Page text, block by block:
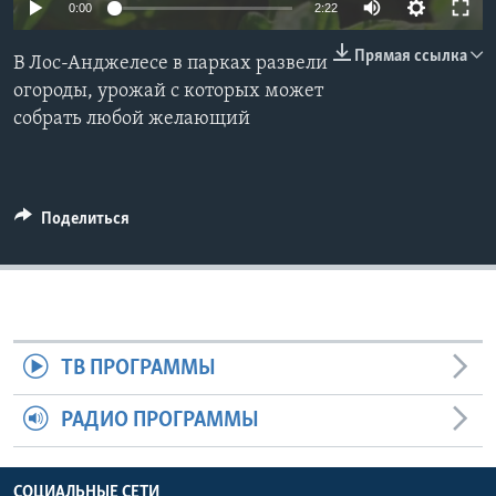
СОЦИАЛЬНЫЕ СЕТИ
0:00 2:22
Прямая ссылка
В Лос-Анджелесе в парках развели
огороды, урожай с которых может
собрать любой желающий
Поделиться
ТВ ПРОГРАММЫ
РАДИО ПРОГРАММЫ